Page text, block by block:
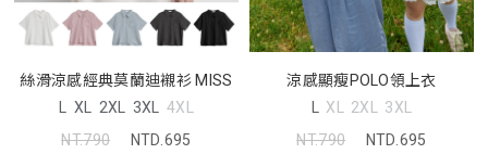
絲滑涼感經典莫蘭迪襯衫 MISS
L XL 2XL 3XL 4XL
NT.790
NTD.695
涼感顯瘦POLO領上衣
L XL 2XL 3XL
NT.790
NTD.695